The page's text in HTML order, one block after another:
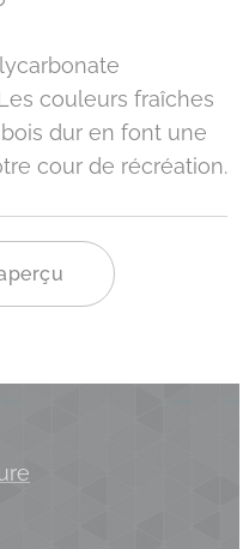
couleurs fraîches
dur en font une
cour de récréation.